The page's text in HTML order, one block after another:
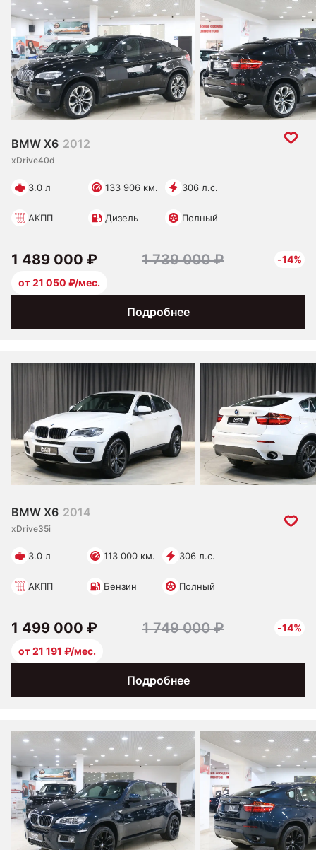
BMW X6 2012
xDrive40d
3.0 л 133 906 км. 306 л.с.
АКПП Дизель Полный
Подробнее
1 489 000 ₽ 1 739 000 ₽
-14%
от 21 050 ₽/мес.
BMW X6 2014
xDrive35i
3.0 л 113 000 км. 306 л.с.
АКПП Бензин Полный
Подробнее
1 499 000 ₽ 1 749 000 ₽
-14%
от 21 191 ₽/мес.